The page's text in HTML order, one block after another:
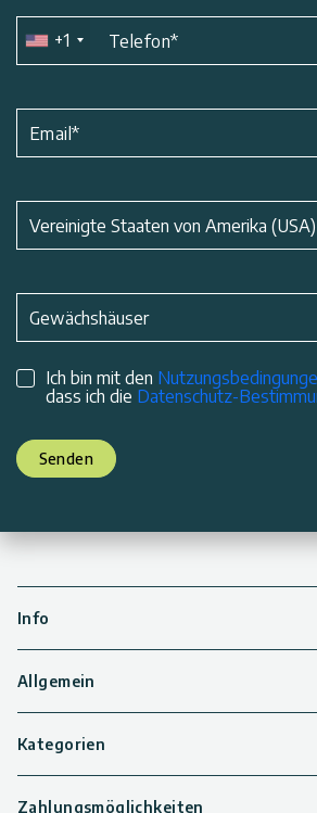
+1 Telefon*
Email*
Vereinigte Staaten von Amerika (USA)
Gewächshäuser
Ich bin mit den
dass ich die Datenschutz-
Senden
Info
Allgemein
Kategorien
Zahlungsmöglichkeiten